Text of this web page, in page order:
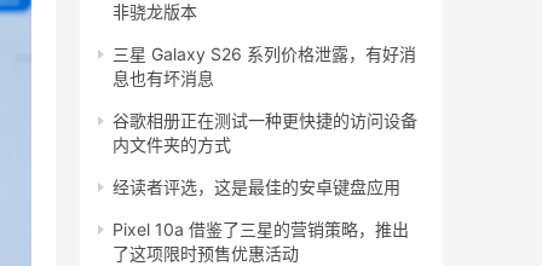
非骁龙版本
三星 Galaxy S26 系列价格泄露，有好消
息也有坏消息
谷歌相册正在测试一种更快捷的访问设备
内文件夹的方式
经读者评选，这是最佳的安卓键盘应用
Pixel 10a 借鉴了三星的营销策略，推出
了这项限时预售优惠活动